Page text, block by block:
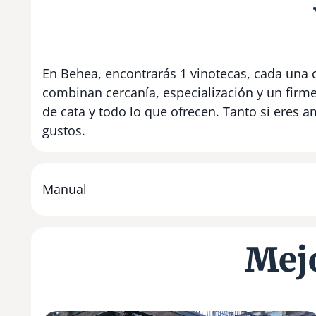
En Behea, encontrarás 1 vinotecas, cada
combinan cercanía, especialización y un
de cata y todo lo que ofrecen. Tanto si eres
gustos.
Manual